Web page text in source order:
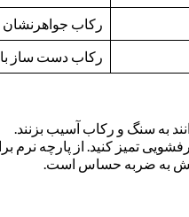
رکاب جواهرنشان
رکاب دست ساز
به سنگ و رکاب آسیب بزنند.
تمیز کنید. از پارچه نرم
به ضربه حساس است.